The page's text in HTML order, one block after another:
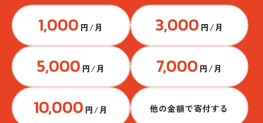
1,000 円/月 3,000 円/月
5,000 円/月 7,000 円/月
10,000 円/月 他の金額で寄付する